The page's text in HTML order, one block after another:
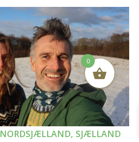
NORDSJÆLLAND, SJÆLLAND
0